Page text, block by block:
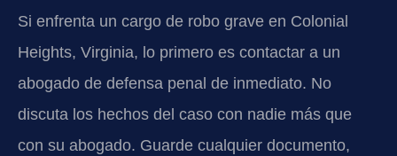
Si enfrenta un cargo de robo grave en Colonial
Heights, Virginia, lo primero es contactar a un
abogado de defensa penal de inmediato. No
discuta los hechos del caso con nadie más que
con su abogado. Guarde cualquier documento,